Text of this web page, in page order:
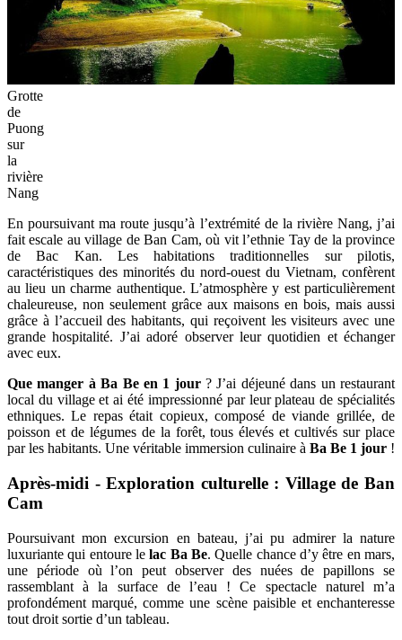
Grotte
de
Puong
sur
la
rivière
Nang
En poursuivant ma route jusqu’à l’extrémité de la rivière Nang, j’ai
fait escale au village de Ban Cam, où vit l’ethnie Tay de la province
de Bac Kan. Les habitations traditionnelles sur pilotis,
caractéristiques des minorités du nord-ouest du Vietnam, confèrent
au lieu un charme authentique. L’atmosphère y est particulièrement
chaleureuse, non seulement grâce aux maisons en bois, mais aussi
grâce à l’accueil des habitants, qui reçoivent les visiteurs avec une
grande hospitalité. J’ai adoré observer leur quotidien et échanger
avec eux.
Que manger à Ba Be en 1 jour? J’ai déjeuné dans un restaurant
local du village et ai été impressionné par leur plateau de spécialités
ethniques. Le repas était copieux, composé de viande grillée, de
poisson et de légumes de la forêt, tous élevés et cultivés sur place
par les habitants. Une véritable immersion culinaire à Ba Be 1 jour !
Après-midi - Exploration culturelle : Village de Ban
Cam
Poursuivant mon excursion en bateau, j’ai pu admirer la nature
luxuriante qui entoure lelac Ba Be. Quelle chance d’y être en mars,
une période où l’on peut observer des nuées de papillons se
rassemblant à la surface de l’eau ! Ce spectacle naturel m’a
profondément marqué, comme une scène paisible et enchanteresse
tout droit sortie d’un tableau.